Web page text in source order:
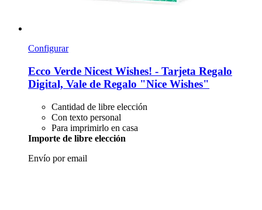
Configurar
Ecco Verde Nicest Wishes! -​ Tarjeta Regalo
Digital, Vale de Regalo "Nice Wishes"
Cantidad de libre elección
Con texto personal
Para imprimirlo en casa
Importe de libre elección
Envío por email